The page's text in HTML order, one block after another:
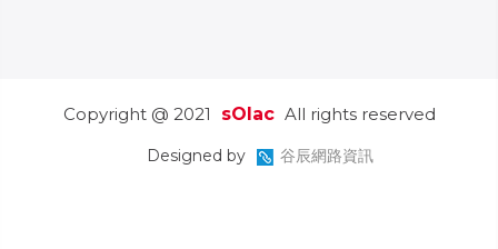
Copyright @ 2021 sOlac All rights reserved
Designed by 谷辰網路資訊